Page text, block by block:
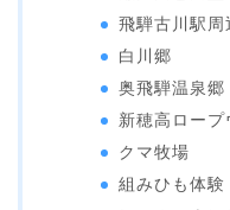
飛騨古川駅周
白川郷
奥飛騨温泉郷
新穂高ロープ
クマ牧場
組みひも体験